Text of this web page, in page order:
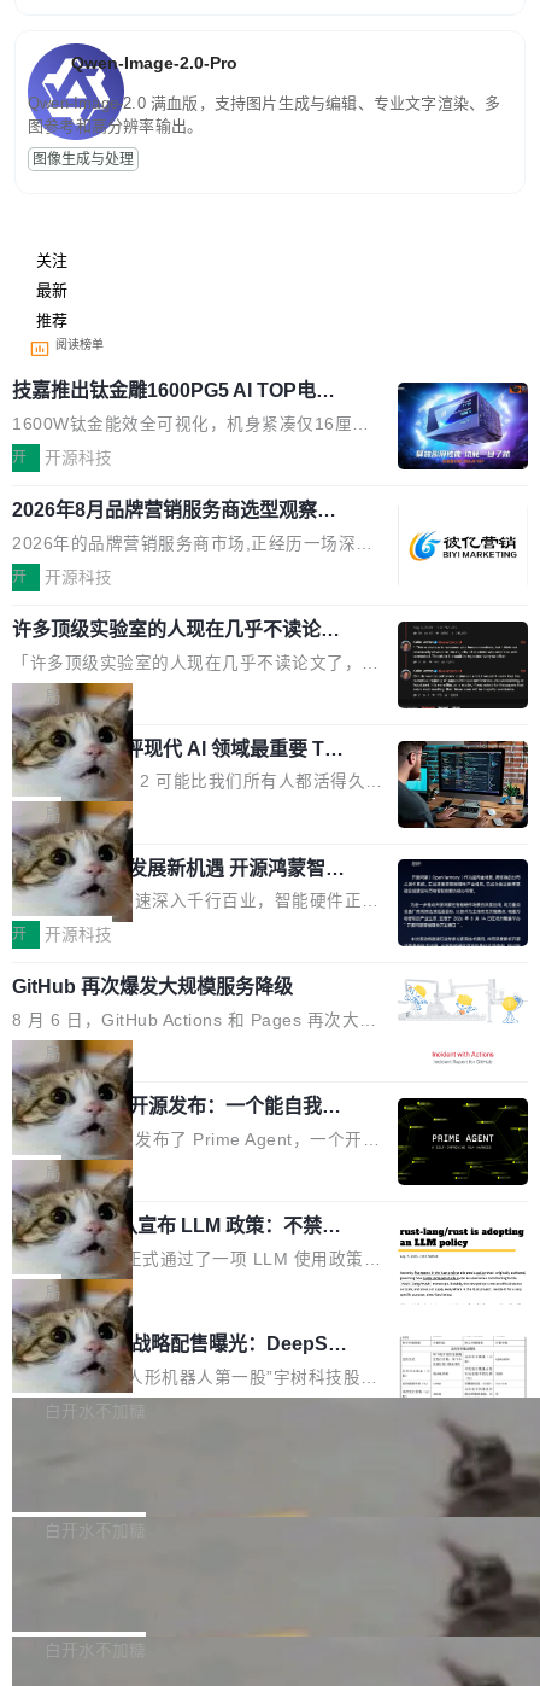
Qwen-Image-2.0-Pro
Qwen-Image-2.0 满血版，支持图片生成与编辑、专业文字渲染、多
图参考和高分辨率输出。
图像生成与处理
关注
最新
推荐
阅读榜单
技嘉推出钛金雕1600PG5 AI TOP电
源：为发烧级主机与本地AI算力打造旗
舰供电方案
1600W钛金能效全可视化，机身紧凑仅16厘米
继2026台北电脑展首度亮相后，技嘉科技近日正
电源专为发烧级DIY主机与本地AI算力平台打
造，整机长度仅16厘米，提供1600W额定功率
与80PLUS钛金能效；支持ATX 3.1与PCIe 5.1
实时LCD监控屏，可充分满足当下高阶PC主机
的严苛使用需求。 澎湃功率，紧凑机身 钛金雕1
600PG5 AI TOP具备强悍输出功率，同时实现
机身尺寸大幅精简。整机长度仅16厘米，属于同
功率段机身尺寸十分紧凑的1600W电源产品。小
巧机身有效提升市面主流标准A...
开 开源科技
2026年8月品牌营销服务商选型观察：
从流量思维到品牌资产思维的范式转移
2026年的品牌营销服务商市场,正经历一场深刻
的价值重构。全球全案品牌代理机构市场从2025
复合增长率达5.44%,预计2032年将突破120亿美
元。数字广告与公共关系相关服务市场更是从20
25年的8463亿美元扩张至2026年的8763亿美
元。数字的背后是一个清晰的事实——品牌对专
业化营销服务的需求从未如此迫切。 但市场扩容
的同时,服务商的竞争逻辑正在改变。2026年Top
Agency年度合辑的观察指出,“产品”这个离消费
者最近的载体,在整个品牌营销层面的权重显著变
高了。全域营销服务商的竞争正在从规模转向深
度,案例厚度、全域覆盖、多线协同...
开 开源科技
许多顶级实验室的人现在几乎不读论文
了
「许多顶级实验室的人现在几乎不读论文了，而
且他们认为 ICLR/ICML/NeurIPS 充斥着大量过
度宣传和欺诈。」 OpenAI 研究员 Keller Jorda
n 这条推文引发了广泛讨论。他不是在说风凉
话，他是说出了一个圈内人尽皆知但很少公开捅
破的事实。 Jordan 随后补充了一句软化声明：
「我不认为这些会议上大部分论文都在过度宣传
或造假。问题是，作为读者，如果你筛选出那些
看起来最令人兴奋的论文，那它们大部分都是过
度宣传的。」 这才是真正的痛点。不是所有论文
都有问题，是最吸引眼球的那批论文最有问题。
他引用的帖子来自 Mathew Shen，一位 ICLR 2
026 的读者：「看了篇 ...
局
xAI 前工程师评现代 AI 领域最重要 Top
3 开源项目
Flash Attention 2 可能比我们所有人都活得久。
这句话不是来自某个技术博客，而是出自 Hieu
Pham 的一条推文。Hieu Pham 是谁？他是 xAI
的早期工程师之一，在 Grok 训练基础设施团队
工作过。近日他在 X 上发了一条帖子，列出了他
认为现代 AI 领域最重要的三个开源项目。 第一
理由很具体。FA 系列不需要解释，但 FA2 是他
认为最重要的一个——复杂度恰到好处，刚好能
驱动你去学 CuTe，但还没被那些"邪恶的" Hopp
er++ 优化所淹没，足够容易修改和适配。 更关
键的是 FA2 的持久性...
局
共商智能硬件发展新机遇 开源鸿蒙智能
硬件开发者日杭州站即将举行
随着万物智联加速深入千行百业，智能硬件正从
单点设备迈向智能化、网联化、协同化发展。作
鸿蒙通过统一技术底座和分布式能力，为不同类
型智能设备的开发、连接与互联提供关键支撑，
也为产业链企业探索产品创新与商业增长打开新
的空间。 8月14日，开源鸿蒙智能硬件开发者日
（OHDD：OpenHarmony Hardware Develope
r Day）将在杭州启航。活动面向智能硬件产业
链企业和开发者，邀请行业专家与资深技术顾
问，围绕开源鸿蒙技术能力、设备适配、芯片适
配、功耗与稳定性调优、兼容性测评及统一互联
等内容展开系统讲解和实战交流，帮助企业进一
步了解开源鸿蒙在智能...
开 开源科技
GitHub 再次爆发大规模服务降级
8 月 6 日，GitHub Actions 和 Pages 再次大规
模服务降级，Actions 完全不可用超过 5 小时，
webhook 停发，连自托管 runner 也因调度层故
障无法工作。Pages、Copilot code review、C
opilot coding agent 全部受影响。从检测到完全
恢复，大约 12 小时。 这是 2026 年 8 月的第六
起事故，其中四起与 AI/Copilot 服务相关。 Git
Hub 员工 kdaigle 在 HN 讨论中贴出了一组数
据：2025 年全年 10 亿次 commit。现在，每周
2.75 亿次，全年预计 140 亿次。GitHub...
局
Prime Agent 开源发布：一个能自我改
进的编程 Agent，ARC-AGI 3 超越人类
专家基线
Prime Intellect 发布了 Prime Agent，一个开源
的编程 Agent Harness，核心设计围绕两个抽
象：Recursive Language Model（RLM）和 C
ontinual Harness。在 ARC-AGI 3 基准测试
上，Prime Agent + Opus 5 的组合达到了 95.
5% RHAE Best@1，超过了 ARC 报告的人类专
家基线 95.4%。 不是又一个 coding agent 包装
器 Prime Agent 的架构和市面上大多数 coding
agent 有本质区别。大多数 agent harness 的设
计是基于早期模型的能力—...
局
Rust 项目团队宣布 LLM 政策：不禁
止，但你要承认哪些代码不是你写的
Rust 语言项目正式通过了一项 LLM 使用政策，
覆盖 rust-lang/rust 单一仓库的代码贡献。这不
是项目级别的官方立场，目前由五个团队采纳，
但它可能是主流开源项目中关于 AI 辅助贡献最
细致的一份规则。 政策的核心只有一句话：LLM
可以用来分析、提炼、审阅、建议，但不能用来
不得生成涉及安全性的关键变更，除非作者本身
局
宇树科技 IPO 战略配售曝光：DeepSe
ek 获配 93.3 万股，锁定 36 个月
8月6日晚间，“人形机器人第一股”宇树科技股份
有限公司披露IPO发行价格及战略配售结果，杭
36个月。 公告显示，本次宇树科技战略配售对
员工参与设立的专项资产管理计划。其中，Dee
白开水不加糖
Bug fixes and enhancements 修复多次传递同
一个回归问题，该问题导致拉取镜像时会拒绝包
白开水不加糖
e 孵化器项目管理委员会（IPMC）投票中获得
白开水不加糖